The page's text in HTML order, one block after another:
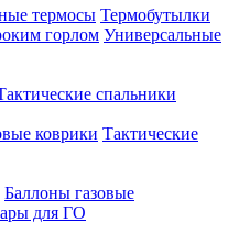
термосы Термобутылки
горлом Универсальные
спальники
коврики Тактические
Баллоны газовые
для ГО